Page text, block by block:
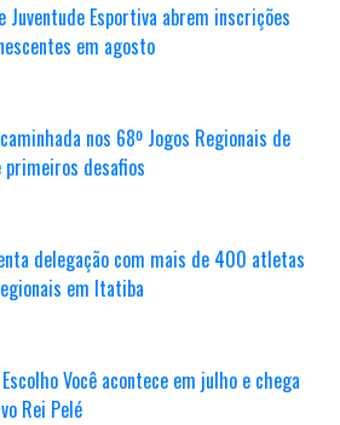
Juventude Esportiva abrem inscrições
em agosto
nos 68º Jogos Regionais de
desafios
delegação com mais de 400 atletas
em Itatiba
Você acontece em julho e chega
Rei Pelé